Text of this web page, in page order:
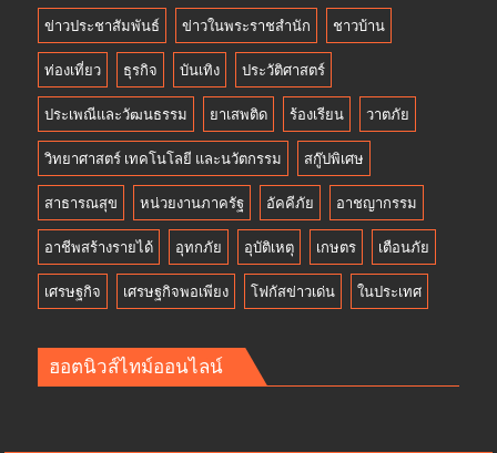
ข่าวประชาสัมพันธ์ ข่าวในพระราชสำนัก ชาวบ้าน
ท่องเที่ยว ธุรกิจ บันเทิง ประวัติศาสตร์
ประเพณีและวัฒนธรรม ยาเสพติด ร้องเรียน วาตภัย
วิทยาศาสตร์ เทคโนโลยี และนวัตกรรม สกู๊ปพิเศษ
สาธารณสุข หน่วยงานภาครัฐ อัคคีภัย อาชญากรรม
อาชีพสร้างรายได้ อุทกภัย อุบัติเหตุ เกษตร เตือนภัย
เศรษฐกิจ เศรษฐกิจพอเพียง โฟกัสข่าวเด่น ในประเทศ
ฮอตนิวส์ไทม์ออนไลน์